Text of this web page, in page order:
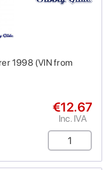
1998 (VIN from
€12.67
Inc. IVA